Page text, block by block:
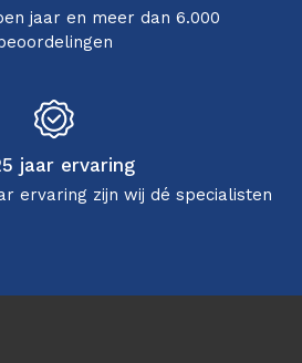
jaar en meer dan 6.000
jaar ervaring
ervaring zijn wij dé specialisten